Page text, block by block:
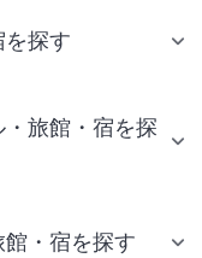
探す
旅館・宿を探
・宿を探す